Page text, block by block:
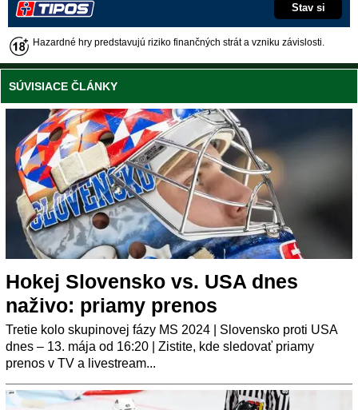
Stav si
Hazardné hry predstavujú riziko finančných strát a vzniku závislosti.
SÚVISIACE ČLÁNKY
Hokej Slovensko vs. USA dnes
naživo: priamy prenos
Tretie kolo skupinovej fázy MS 2024 | Slovensko proti USA
dnes – 13. mája od 16:20 | Zistite, kde sledovať priamy
prenos v TV a livestream...